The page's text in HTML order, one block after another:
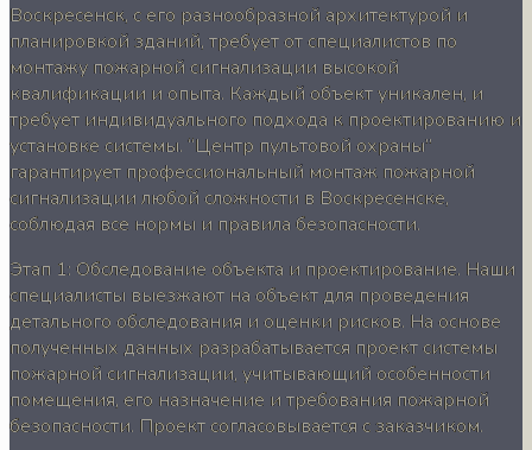
Воскресенск, с его разнообразной архитектурой и
планировкой зданий, требует от специалистов по
монтажу пожарной сигнализации высокой
квалификации и опыта. Каждый объект уникален, и
требует индивидуального подхода к проектированию и
установке системы. “Центр пультовой охраны”
гарантирует профессиональный монтаж пожарной
сигнализации любой сложности в Воскресенске,
соблюдая все нормы и правила безопасности.
Этап 1: Обследование объекта и проектирование. Наши
специалисты выезжают на объект для проведения
детального обследования и оценки рисков. На основе
полученных данных разрабатывается проект системы
пожарной сигнализации, учитывающий особенности
помещения, его назначение и требования пожарной
безопасности. Проект согласовывается с заказчиком.